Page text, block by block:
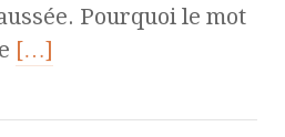
Pourquoi le mot
[…]